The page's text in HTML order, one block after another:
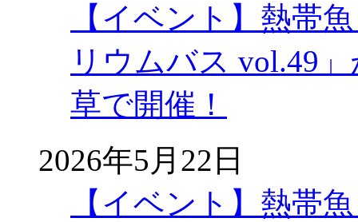
【イベント】熱帯
リウムバス vol.49
草で開催！
2026年5月22日
【イベント】熱帯